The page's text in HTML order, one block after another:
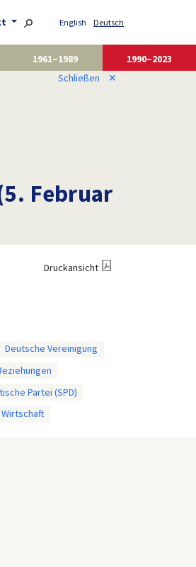
English Deutsch
1961–1989
1990–2023
Schließen ✕
Februar
Druckansicht
Deutsche Vereinigung
Partei (SPD)
Wirtschaft